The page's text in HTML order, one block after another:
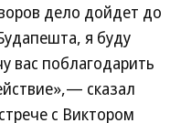
дело дойдет до
я буду
вас поблагодарить
сказал
с Виктором